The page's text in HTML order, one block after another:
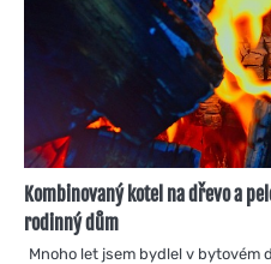
Kombinovaný kotel na dřevo a
rodinný dům
Mnoho let jsem bydlel v bytovém